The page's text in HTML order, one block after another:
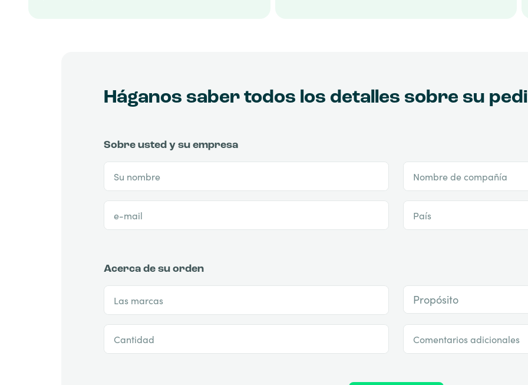
Háganos saber todos los detalles sobre su
Sobre usted y su empresa
Su nombre Nombre de compañía
e-mail País
Acerca de su orden
Las marcas Propósito
Cantidad Comentarios adicionales